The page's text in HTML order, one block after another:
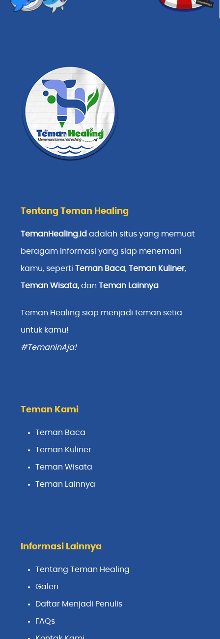
Tentang Teman Healing
TemanHealing.id adalah situs yang memuat
beragam informasi yang siap menemani
kamu, sepertiTeman Baca,Teman Kuliner,
Teman Wisata,danTeman Lainnya
Teman Healing siap menjadi teman setia
untuk kamu!
#TemaninAja!
Teman Kami
Teman Baca
Teman Kuliner
Teman Wisata
Teman Lainnya
Informasi Lainnya
Tentang Teman Healing
Galeri
Daftar Menjadi Penulis
FAQs